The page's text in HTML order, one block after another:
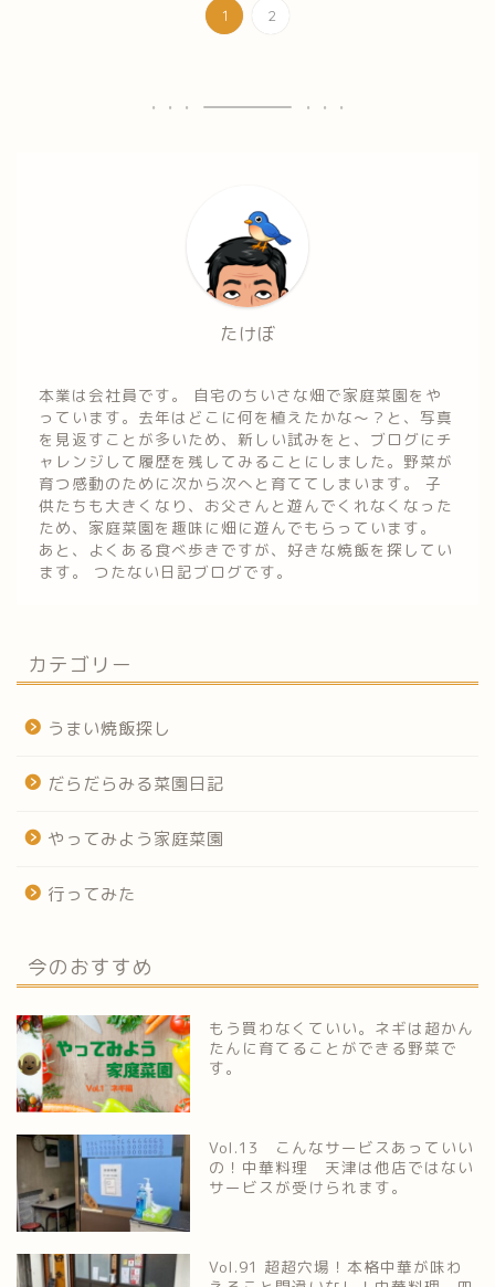
1 2
たけぼ
本業は会社員です。 自宅のちいさな畑で家庭菜園をや
っています。去年はどこに何を植えたかな～？と、写真
を見返すことが多いため、新しい試みをと、ブログにチ
ャレンジして履歴を残してみることにしました。野菜が
育つ感動のために次から次へと育ててしまいます。 子
供たちも大きくなり、お父さんと遊んでくれなくなった
ため、家庭菜園を趣味に畑に遊んでもらっています。
あと、よくある食べ歩きですが、好きな焼飯を探してい
ます。 つたない日記ブログです。
カテゴリー
うまい焼飯探し
だらだらみる菜園日記
やってみよう家庭菜園
行ってみた
今のおすすめ
もう買わなくていい。ネギは超かん
たんに育てることができる野菜で
す。
Vol.13 こんなサービスあっていい
の！中華料理 天津は他店ではない
サービスが受けられます。
Vol.91 超超穴場！本格中華が味わ